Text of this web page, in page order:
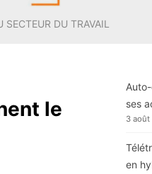
DU TRAVAIL
le
ses
3
en